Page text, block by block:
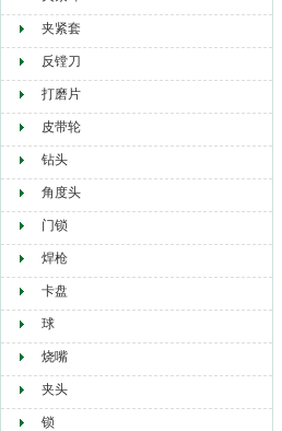
夹紧套
反镗刀
打磨片
皮带轮
钻头
角度头
门锁
焊枪
卡盘
球
烧嘴
夹头
锁